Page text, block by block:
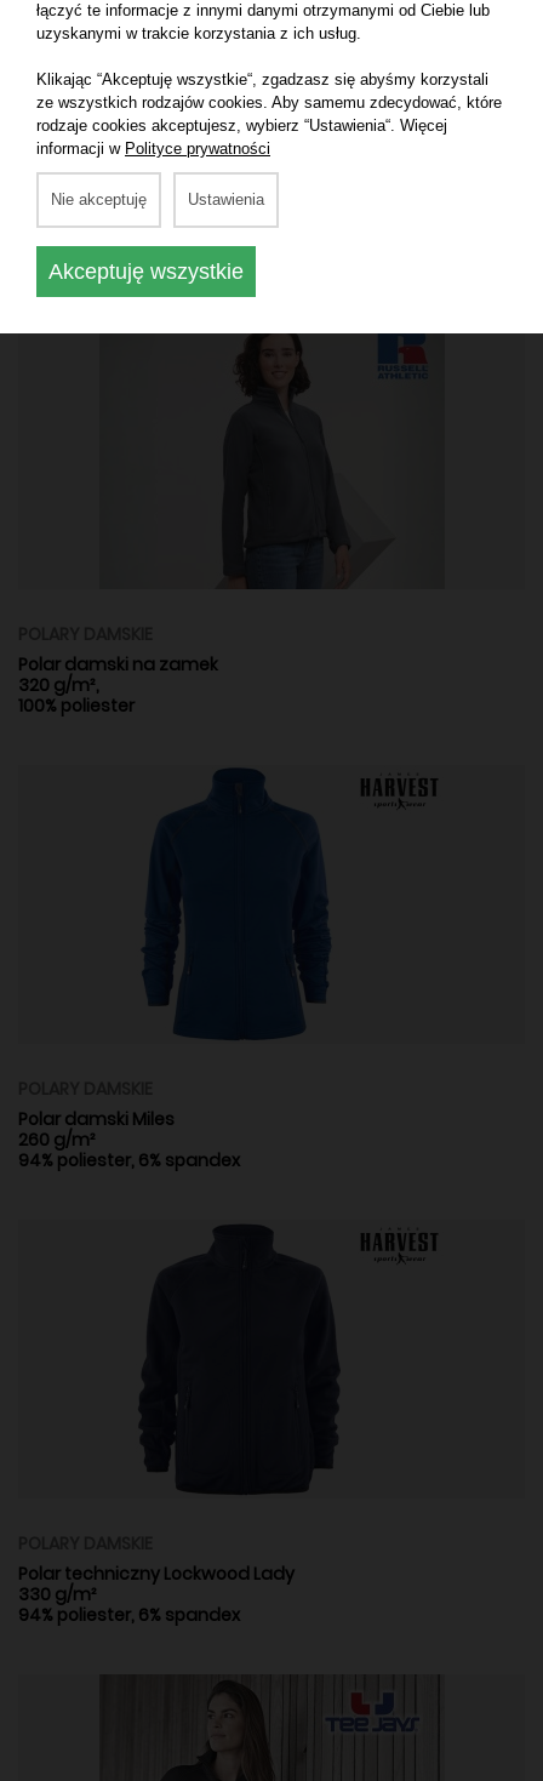
POLARY DAMSKIE
Damska ciepła bluza 100% poliester 220 g/m²
Polar damski na zamek
320 g/m²,
100% poliester
Polar damski Miles
260 g/m²
94% poliester, 6% spandex
Polar techniczny Lockwood Lady
330 g/m²
94% poliester, 6% spandex
łączyć te informacje z innymi danymi otrzymanymi od Ciebie lub
uzyskanymi w trakcie korzystania z ich usług.
Klikając “Akceptuję wszystkie“, zgadzasz się abyśmy korzystali
ze wszystkich rodzajów cookies. Aby samemu zdecydować, które
rodzaje cookies akceptujesz, wybierz “Ustawienia“. Więcej
informacji w Polityce prywatności
Nie akceptuję Ustawienia
Akceptuję wszystkie